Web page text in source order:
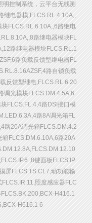
控制系统，云平台无线测
继电器模,FLCS.RL.4.10A,,
FLCS.RL.6.10A,,6路继电
路继电器模块FL
路继电器模块FLCS.RL.1
路负载反馈型继电器FL
路自锁负载
反馈型继电,FLCS.RL.6.20
调光模块FLCS.DM.4.5A,6
FLCS.FL.4,4路DSI接口模
路8A调光箱FL
路20A调光箱FLCS.DM.4.2
FLCS.DM.6.10A,6路20A
,8键面板FLCS.IP.
屏FLCS.TS.CL7,动功能输
照度感应器FLC
H416.1
H616.1 6